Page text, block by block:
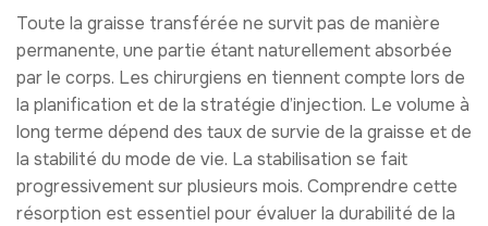
Toute la graisse transférée ne survit pas de manière
permanente, une partie étant naturellement absorbée
par le corps. Les chirurgiens en tiennent compte lors de
la planification et de la stratégie d’injection. Le volume à
long terme dépend des taux de survie de la graisse et de
la stabilité du mode de vie. La stabilisation se fait
progressivement sur plusieurs mois. Comprendre cette
résorption est essentiel pour évaluer la durabilité de la